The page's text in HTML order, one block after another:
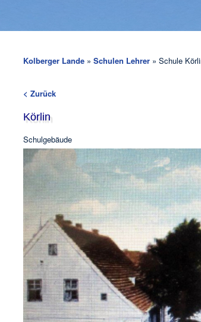
Kolberger Lande » Schulen Lehrer » Schule
< Zurück
Körlin
Schulgebäude